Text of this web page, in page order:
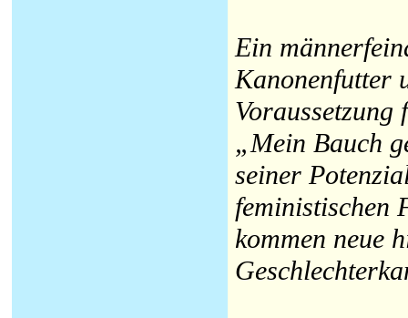
Ein
Kanonenfutter
„Mein Bauch
seiner
feministischen
kommen neue